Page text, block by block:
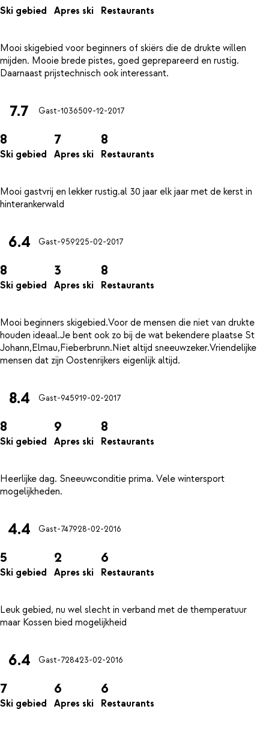
Ski gebied Apres ski Restaurants
Mooi skigebied voor beginners of skiërs die de drukte willen
mijden. Mooie brede pistes, goed geprepareerd en rustig.
7.7 Gast-1036509-12-2017
8
Ski gebied
7
Apres ski
8
Restaurants
Mooi gastvrij en lekker rustig.al 30 jaar elk jaar met de kerst in
6.4 Gast-959225-02-2017
8
Ski gebied
3
Apres ski
8
Restaurants
Mooi beginners skigebied.Voor de mensen die niet van drukte
houden ideaal.Je bent ook zo bij de wat bekendere plaatse St
Johann,Elmau,Fieberbrunn.Niet altijd sneeuwzeker.Vriendelijke
8.4 Gast-945919-02-2017
8
Ski gebied
9
Apres ski
8
Restaurants
Heerlijke dag. Sneeuwconditie prima. Vele wintersport
4.4 Gast-747928-02-2016
5
Ski gebied
2
Apres ski
6
Restaurants
Leuk gebied, nu wel slecht in verband met de themperatuur
6.4 Gast-728423-02-2016
7
Ski gebied
6
Apres ski
6
Restaurants